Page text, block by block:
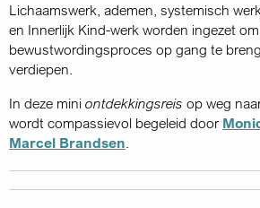
Lichaamswerk, ademen, systemisch
en Innerlijk Kind-werk worden ingezet
bewustwordingsproces op gang te
verdiepen.
In deze mini ontdekkingsreis op weg
wordt compassievol begeleid door
Marcel Brandsen.